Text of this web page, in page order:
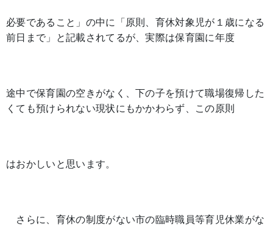
必要であること」の中に「原則、育休対象児が１歳になる
前日まで」と記載されてるが、実際は保育園に年度
途中で保育園の空きがなく、下の子を預けて職場復帰した
くても預けられない現状にもかかわらず、この原則
はおかしいと思います。
さらに、育休の制度がない市の臨時職員等育児休業がな